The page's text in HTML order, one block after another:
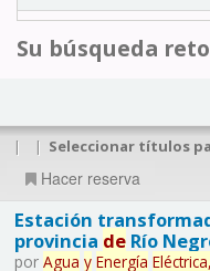
Su búsqueda
| | Seleccionar títulos
Hacer reserva
Estación
provincia deRío
por Agua y Energía Eléctrica,